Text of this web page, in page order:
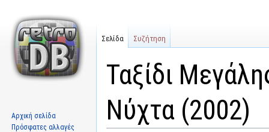
Ταξίδι
Νύχτα (2002)
Σελίδα Συζήτηση
Αρχική σελίδα
Πρόσφατες αλλαγές